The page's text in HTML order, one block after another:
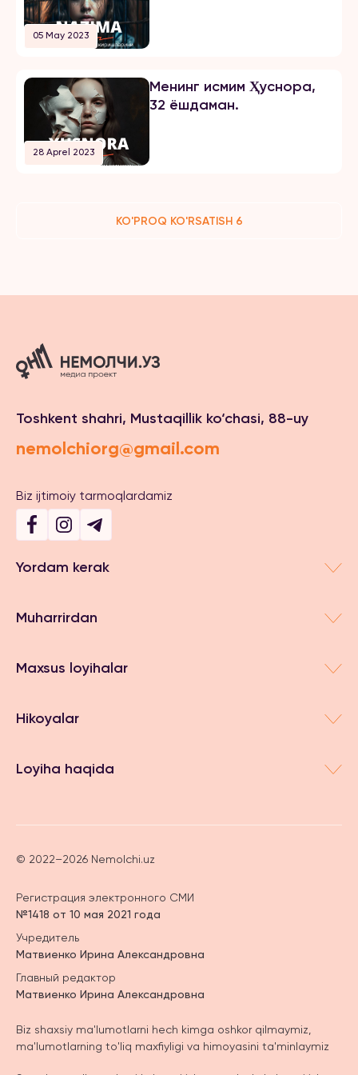
05 May 2023
28 Aprel 2023
Менинг исмим Ҳуснора,
32 ёшдаман.
KO'PROQ KO'RSATISH 6
Toshkent shahri, Mustaqillik ko‘chasi, 88-uy
nemolchiorg@gmail.com
Biz ijtimoiy tarmoqlardamiz
Yordam kerak
Muharrirdan
Maxsus loyihalar
Hikoyalar
Loyiha haqida
© 2022–2026 Nemolchi.uz
Регистрация электронного СМИ
№1418 от 10 мая 2021 года
Учредитель
Матвиенко Ирина Александровна
Главный редактор
Матвиенко Ирина Александровна
Biz shaxsiy ma'lumotlarni hech kimga oshkor qilmaymiz,
ma'lumotlarning to'liq maxfiyligi va himoyasini ta'minlaymiz